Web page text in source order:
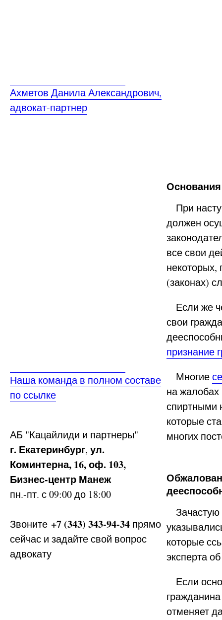
Ахметов Данила Александрович,
адвокат-партнер
Наша команда в полном составе
по ссылке
АБ "Кацайлиди и партнеры"
г. Екатеринбург, ул.
Коминтерна, 16, оф. 103,
Бизнес-центр Манеж
пн.-пт. с 09:00 до 18:00
Звоните +7 (343) 343-94-34 прямо
сейчас и задайте свой вопрос
адвокату
При
должен
все свои
некоторых,
(законах)
Если же
свои
признание
Многие
на жалобах
спиртными
которые
многих
Зачастую
которые
эксперта
Если
отменяет